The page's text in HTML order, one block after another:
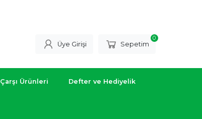
Üye Girişi Sepetim
0
Çarşı Ürünleri Defter ve Hediyelik